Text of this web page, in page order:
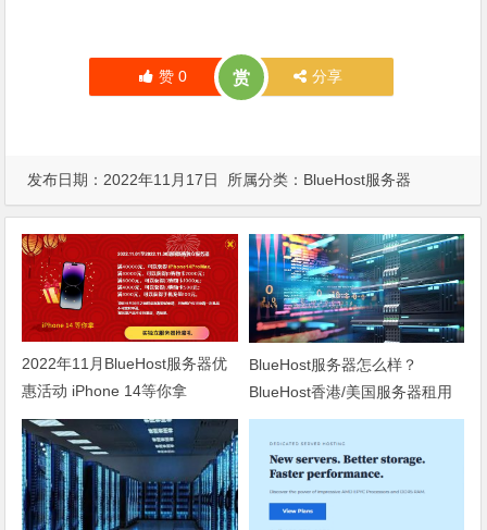
赞 0 赏 分享
发布日期：2022年11月17日 所属分类： BlueHost服务器
2022年11月BlueHost服务器优
惠活动 iPhone 14等你拿
BlueHost服务器怎么样？
BlueHost香港/美国服务器租用
优势